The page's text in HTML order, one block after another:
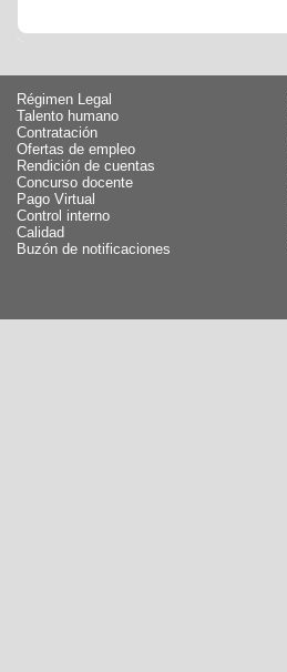
Régimen Legal
Talento humano
Contratación
Ofertas de empleo
Rendición de cuentas
Concurso docente
Pago Virtual
Control interno
Calidad
Buzón de notificaciones